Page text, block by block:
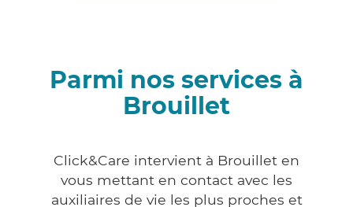
Parmi nos services à
Brouillet
Click&Care intervient à Brouillet en
vous mettant en contact avec les
auxiliaires de vie les plus proches et